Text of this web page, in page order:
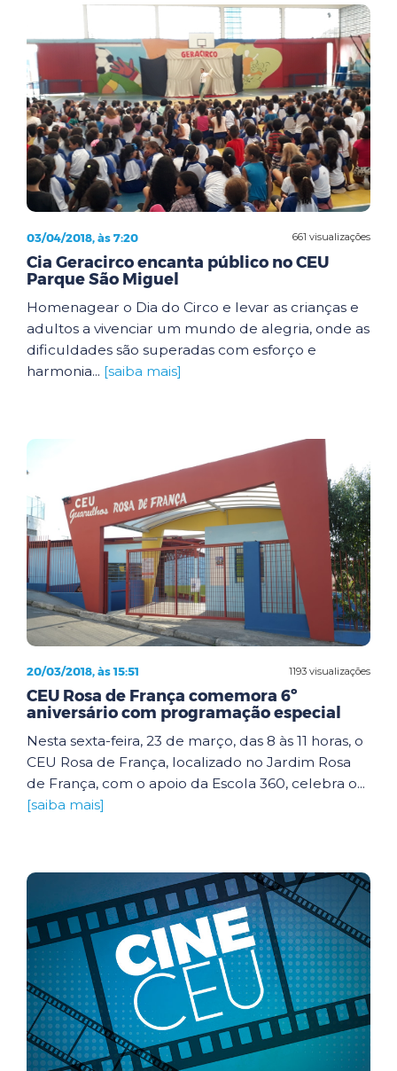
661 visualizações
03/04/2018, às 7:20
Cia Geracirco encanta público no CEU
Parque São Miguel
Homenagear o Dia do Circo e levar as crianças e
adultos a vivenciar um mundo de alegria, onde as
dificuldades são superadas com esforço e
harmonia... [saiba mais]
1193 visualizações
20/03/2018, às 15:51
CEU Rosa de França comemora 6º
aniversário com programação especial
Nesta sexta-feira, 23 de março, das 8 às 11 horas, o
CEU Rosa de França, localizado no Jardim Rosa
de França, com o apoio da Escola 360, celebra o...
[saiba mais]